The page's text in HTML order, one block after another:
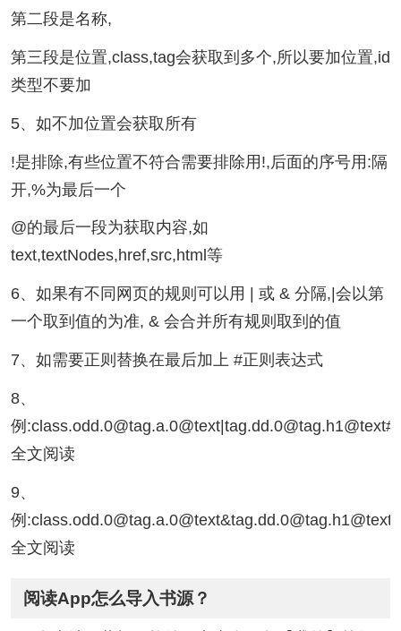
第二段是名称,
第三段是位置,class,tag会获取到多个,所以要加位置,id
类型不要加
5、如不加位置会获取所有
!是排除,有些位置不符合需要排除用!,后面的序号用:隔
开,%为最后一个
@的最后一段为获取内容,如
text,textNodes,href,src,html等
6、如果有不同网页的规则可以用 | 或 & 分隔,|会以第
一个取到值的为准, & 会合并所有规则取到的值
7、如需要正则替换在最后加上 #正则表达式
8、
例:class.odd.0@tag.a.0@text|tag.dd.0@tag.h1@text#
全文阅读
9、
例:class.odd.0@tag.a.0@text&tag.dd.0@tag.h1@text#
全文阅读
阅读App怎么导入书源？